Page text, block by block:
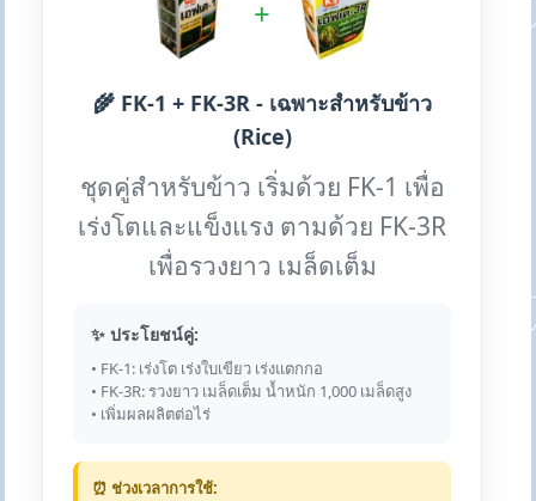
+
🌾 FK-1 + FK-3R - เฉพาะสำหรับข้าว
(Rice)
ชุดคู่สำหรับข้าว เริ่มด้วย FK-1 เพื่อ
เร่งโตและแข็งแรง ตามด้วย FK-3R
เพื่อรวงยาว เมล็ดเต็ม
✨ ประโยชน์คู่:
• FK-1: เร่งโต เร่งใบเขียว เร่งแตกกอ
• FK-3R: รวงยาว เมล็ดเต็ม น้ำหนัก 1,000 เมล็ดสูง
• เพิ่มผลผลิตต่อไร่
⏰ ช่วงเวลาการใช้: